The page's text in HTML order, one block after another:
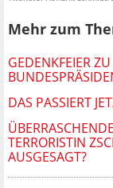
Mehr zum
GEDENKFEIER
DAS PASSIERT
TERRORISTIN
AUSGESAGT?